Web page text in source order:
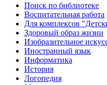
Поиск по библиотеке
Воспитательная работа
Для комплексов
Здоровый образ жизни
Изобразительное
Иностранный язык
Информатика
История
Логопедия